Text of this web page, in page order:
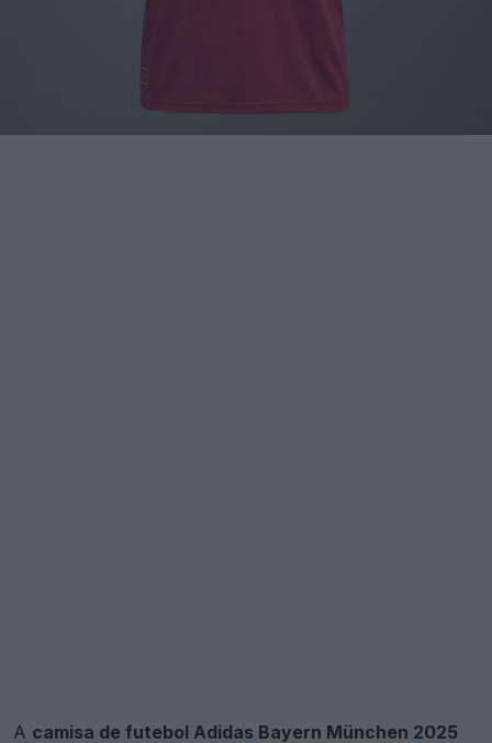
A camisa de futebol Adidas Bayern München 2025